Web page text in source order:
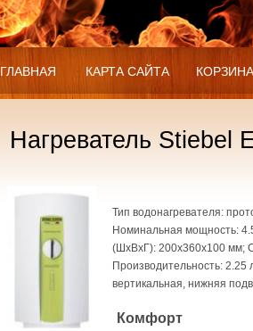
ГЛАВНАЯ КАРТА САЙТА КОРЗИНА
Нагреватель Stiebel
Тип водонагревателя:
Номинальная мощность:
(ШхВхГ): 200x360x100 мм;
Производительность:
вертикальная, нижняя
Комфорт